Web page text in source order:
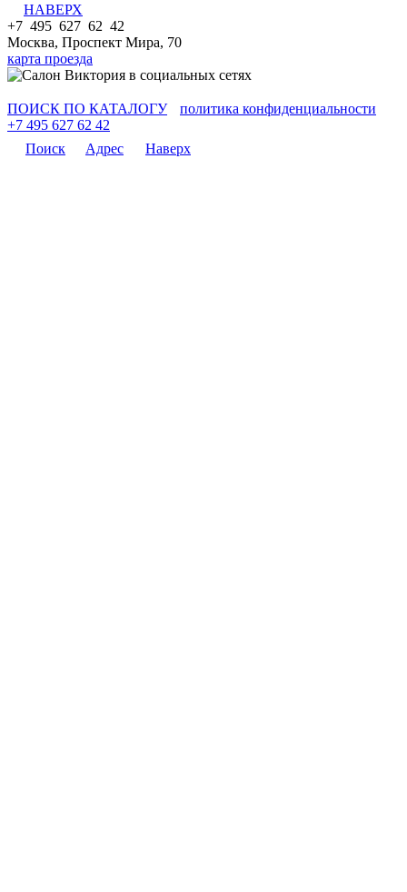
НАВЕРХ
+7 495 627 62 42
Москва, Проспект Мира, 70
карта проезда
ПОИСК ПО КАТАЛОГУ
политика конфиденциальности
+7 495 627 62 42
Поиск
Адрес Наверх